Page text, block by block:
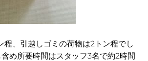
程、引越しゴミの荷物は2トン程でし
め所要時間はスタッフ3名で約2時間